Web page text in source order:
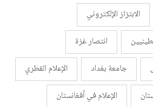
الابتزاز الإلكتروني
انتصار غزة
جامعة بغداد
الإعلام القطري
الإعلام في أفغانستان